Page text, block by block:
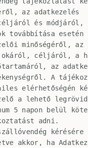
az adatkezelés
és
továbbítása esetén
minőségéről, az
okáról, céljáról, a
az
A
elérhetőségén
a lehető
5 napon belül
adni.
kérésére
akkor, ha